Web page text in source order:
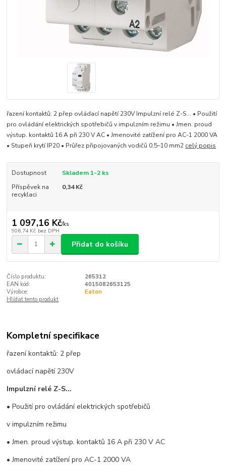
řazení kontaktů: 2 přep ovládací napětí 230V Impulzní relé Z-S... • Použití
pro ovládání elektrických spotřebičů v impulzním režimu • Jmen. proud
výstup. kontaktů 16 A při 230 V AC • Jmenovité zatížení pro AC-1 2000 VA
• Stupeň krytí IP20 • Průřez připojovaných vodičů 0,5–10 mm2 celý popis
Dostupnost
Skladem 1-2 ks
Příspěvek na
recyklaci
0,34 Kč
1 097,16 Kč/ks
906,74 Kč bez DPH
Přidat do košíku
Číslo produktu:
265312
EAN kód:
4015082653125
Výrobce:
Eaton
Hlídat tento produkt
Kompletní specifikace
řazení kontaktů: 2 přep
ovládací napětí 230V
Impulzní relé Z-S...
• Použití pro ovládání elektrických spotřebičů
v impulzním režimu
• Jmen. proud výstup. kontaktů 16 A při 230 V AC
• Jmenovité zatížení pro AC-1 2000 VA